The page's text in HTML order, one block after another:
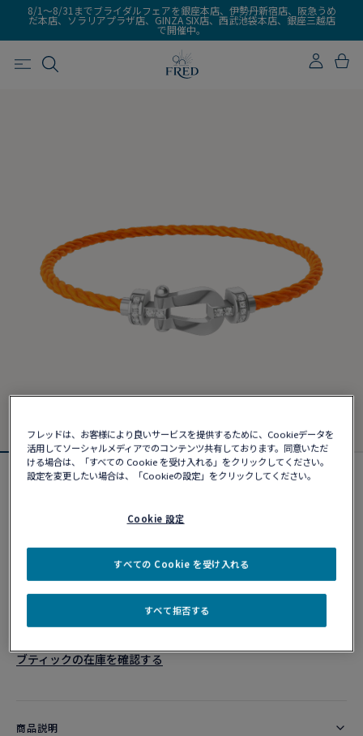
8/1～8/31までブライダルフェアを銀座本店、伊勢丹新宿店、阪急うめ
だ本店、ソラリアプラザ店、GINZA SIX店、西武池袋本店、銀座三越店
で開催中。
フォース10ブレスレット
カスタマイズ
ショッピングバッグに追加
ブティックの在庫を確認する​
商品説明
フレッドは、お客様により良いサービスを提供するために、Cookieデータを
活用してソーシャルメディアでのコンテンツ共有しております。同意いただ
ける場合は、「すべての Cookie を受け入れる」をクリックしてください。
設定を変更したい場合は、「Cookieの設定」をクリックしてください。
Cookie 設定
すべて拒否する
すべての Cookie を受け入れる